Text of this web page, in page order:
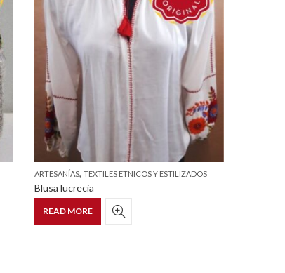
ARTESANÍAS, TEXTILES ETNICOS Y ESTILIZADOS
Blusa lucrecia
READ MORE